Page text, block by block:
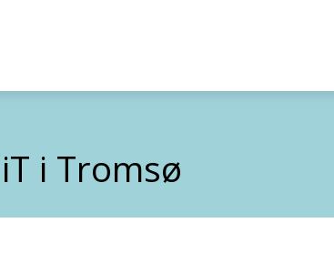
i Tromsø